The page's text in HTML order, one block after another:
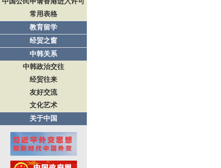
常用表格
教育留学
经贸之窗
中韩关系
中韩政治交往
经贸往来
友好交流
文化艺术
关于中国